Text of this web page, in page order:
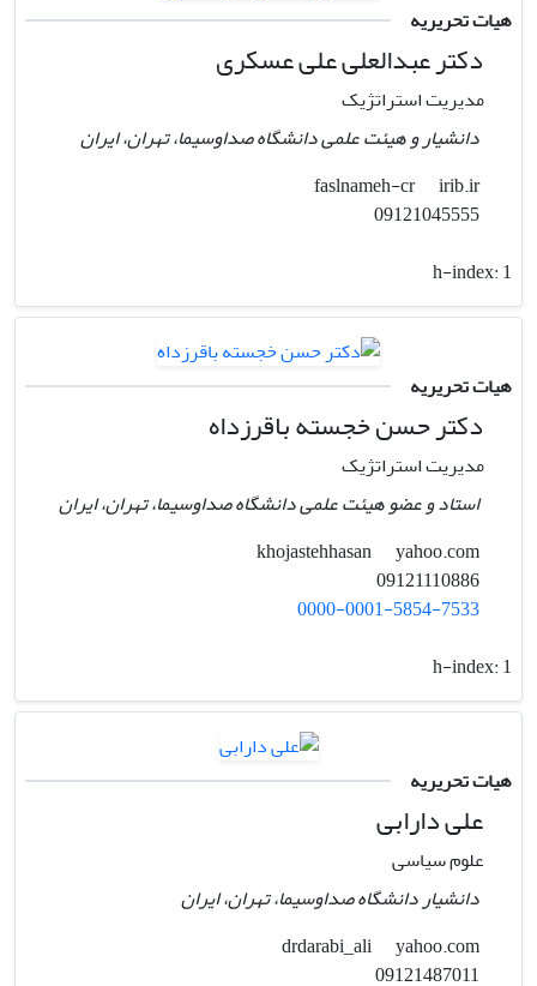
هیات تحریریه
دکتر عبدالعلی علی عسکری
مدیریت استراتژیک
دانشیار و هیئت علمی دانشگاه صداوسیما، تهران، ایران
faslnameh-cr
irib.ir
h-index:1
هیات تحریریه
دکتر حسن خجسته باقرزداه
مدیریت استراتژیک
استاد و عضو هیئت علمی دانشگاه صداوسیما، تهران، ایران
yahoo.com
0000-0001-5854-7533
h-index:1
هیات تحریریه
علی دارابی
علوم سیاسی
دانشیار دانشگاه صداوسیما، تهران، ایران
yahoo.com